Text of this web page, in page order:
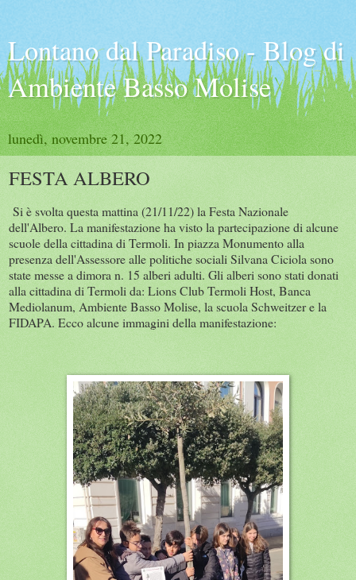
Lontano dal Paradiso - Blog di
Ambiente Basso Molise
lunedì, novembre 21, 2022
FESTA ALBERO
Si è svolta questa mattina (21/11/22) la Festa Nazionale
dell'Albero. La manifestazione ha visto la partecipazione di alcune
scuole della cittadina di Termoli. In piazza Monumento alla
presenza dell'Assessore alle politiche sociali Silvana Ciciola sono
state messe a dimora n. 15 alberi adulti. Gli alberi sono stati donati
alla cittadina di Termoli da: Lions Club Termoli Host, Banca
Mediolanum, Ambiente Basso Molise, la scuola Schweitzer e la
FIDAPA. Ecco alcune immagini della manifestazione: